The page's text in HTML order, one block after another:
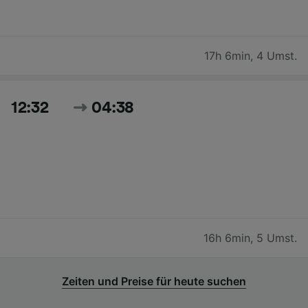
17h 6min, 4 Umst.
12:32 04:38
16h 6min, 5 Umst.
Zeiten und Preise für heute suchen